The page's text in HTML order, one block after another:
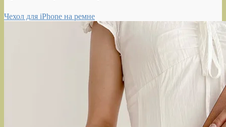
Чехол для iPhone на ремне